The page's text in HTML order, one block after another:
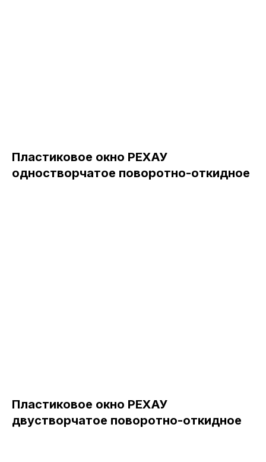
Пластиковое окно РЕХАУ
одностворчатое поворотно-откидное
Пластиковое окно РЕХАУ
двустворчатое поворотно-откидное